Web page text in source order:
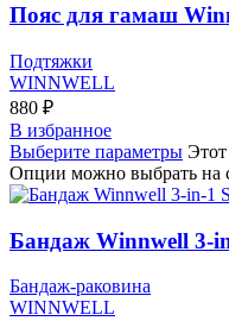
Пояс для гамаш
Подтяжки
WINNWELL
880 ₽
В избранное
Выберите параметры Этот
Опции можно выбрать на
Бандаж Winnwell 3-
Бандаж-раковина
WINNWELL